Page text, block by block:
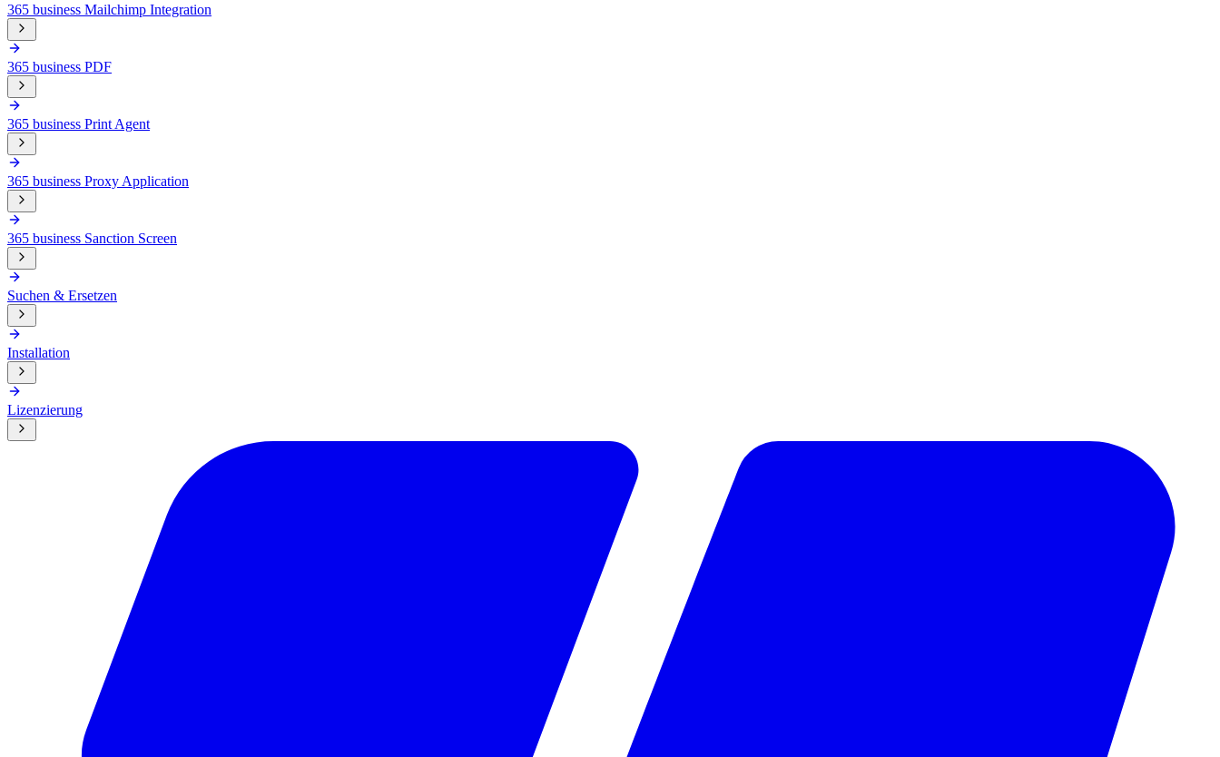
365 business Mailchimp Integration
365 business PDF
365 business Print Agent
365 business Proxy Application
365 business Sanction Screen
Suchen & Ersetzen
Installation
Lizenzierung